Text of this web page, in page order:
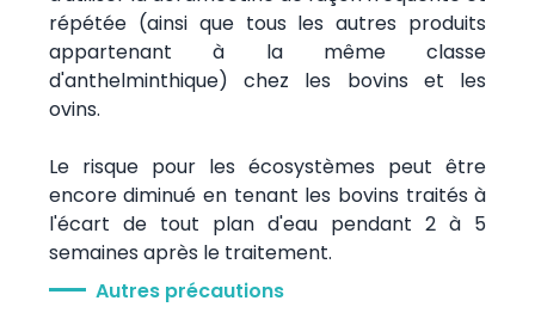
répétée (ainsi que tous les autres produits
appartenant à la même classe
d'anthelminthique) chez les bovins et les
ovins.
Le risque pour les écosystèmes peut être
encore diminué en tenant les bovins traités à
l'écart de tout plan d'eau pendant 2 à 5
semaines après le traitement.
Autres précautions